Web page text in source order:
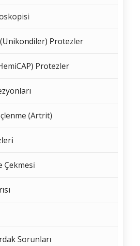
(Unikondiler) Protezler
Protezler
(Artrit)
Çekmesi
Sorunları